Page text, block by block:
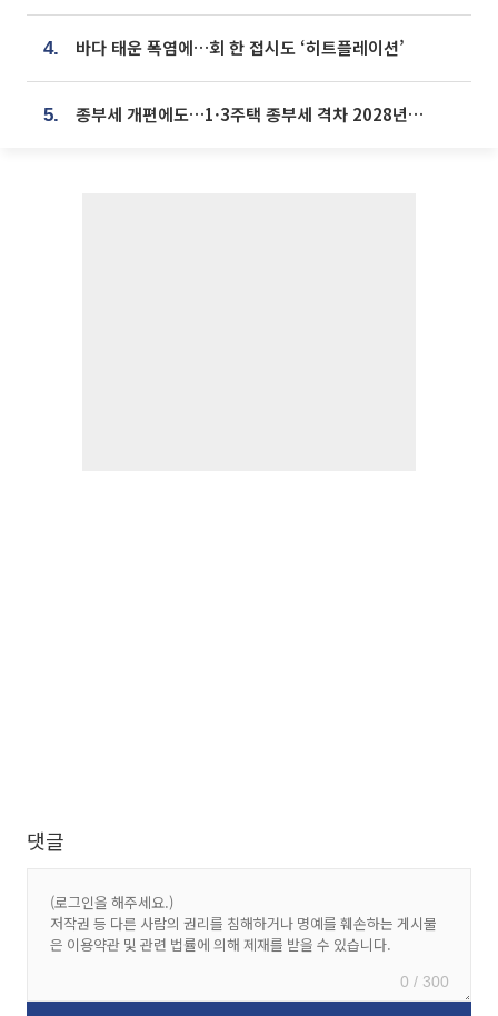
4. 바다 태운 폭염에…회 한 접시도 ‘히트플레이션’
5. 종부세 개편에도…1·3주택 종부세 격차 2028년부터 확대
댓글
0 / 300